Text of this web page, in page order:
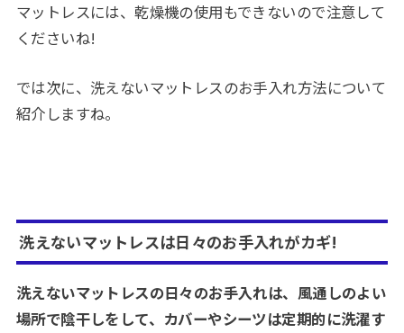
マットレスには、乾燥機の使用もできないので注意して
くださいね!
では次に、洗えないマットレスのお手入れ方法について
紹介しますね。
洗えないマットレスは日々のお手入れがカギ!
洗えないマットレスの日々のお手入れは、風通しのよい
場所で陰干しをして、カバーやシーツは定期的に洗濯す